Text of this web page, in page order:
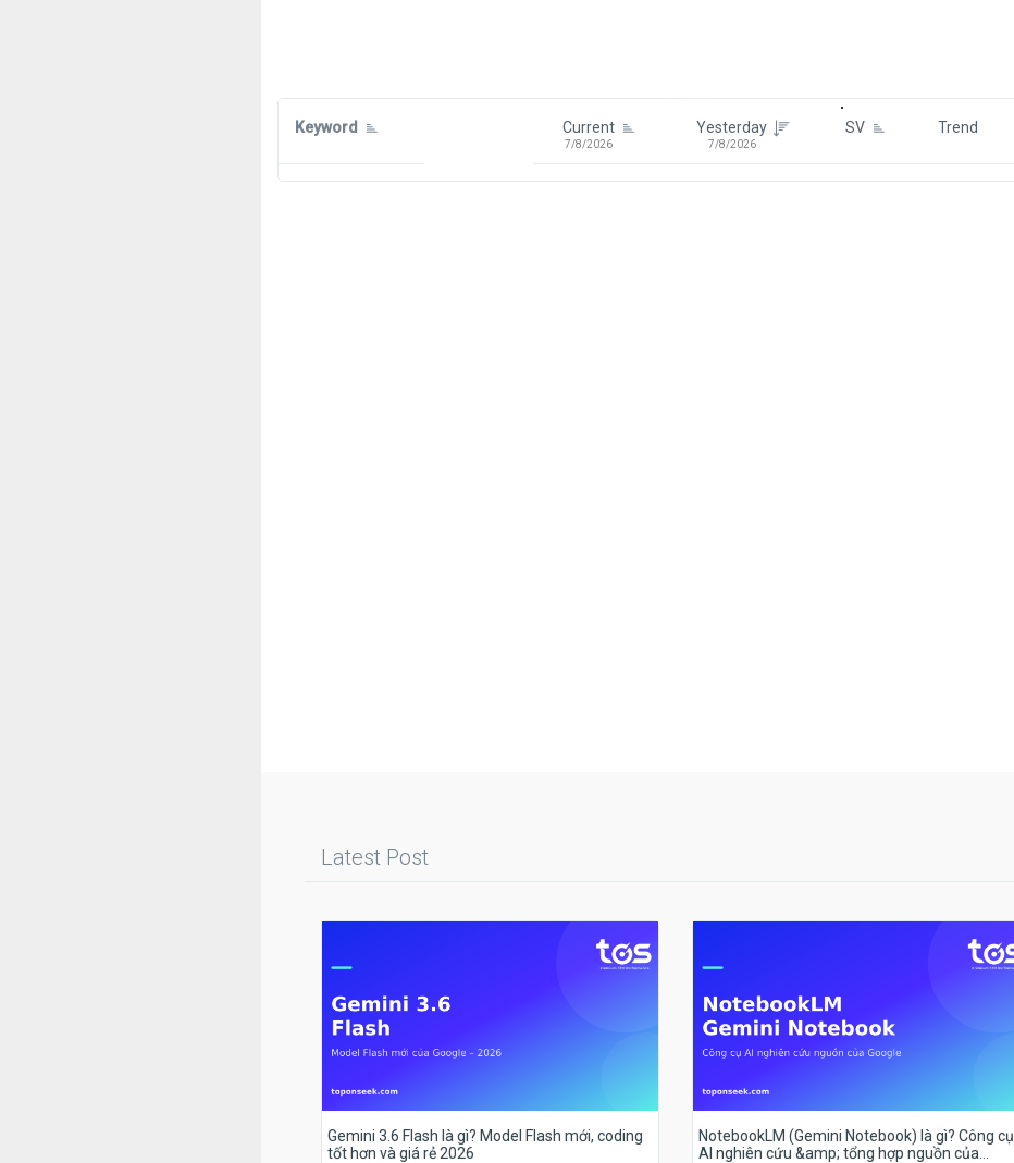
Keyword Current
7/8/2026
Yesterday
7/8/2026
SV Trend
Latest Post
Gemini 3.6 Flash là gì? Model Flash mới, coding
tốt hơn và giá rẻ 2026
NotebookLM (Gemini Notebook) là gì? Công cụ
AI nghiên cứu &amp; tổng hợp nguồn của